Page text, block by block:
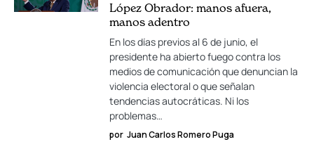
López Obrador: manos afuera,
manos adentro
En los días previos al 6 de junio, el
presidente ha abierto fuego contra los
medios de comunicación que denuncian la
violencia electoral o que señalan
tendencias autocráticas. Ni los
problemas…
por Juan Carlos Romero Puga